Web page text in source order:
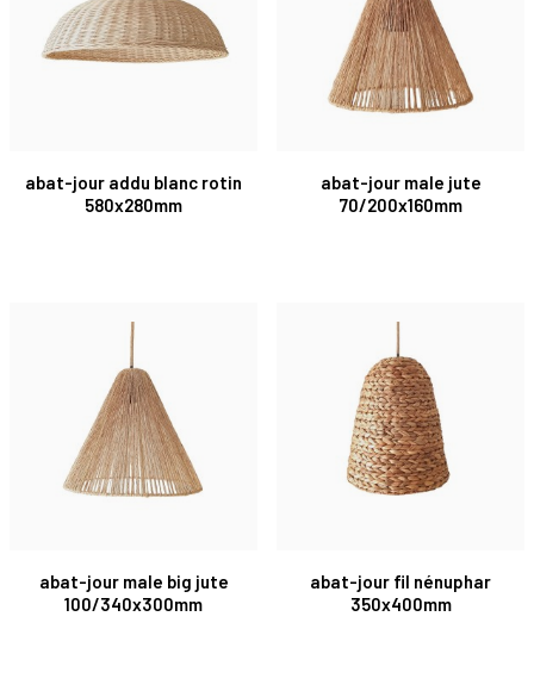
abat-jour addu blanc rotin
580x280mm
abat-jour male jute
70/200x160mm
abat-jour male big jute
100/340x300mm
abat-jour fil nénuphar
350x400mm